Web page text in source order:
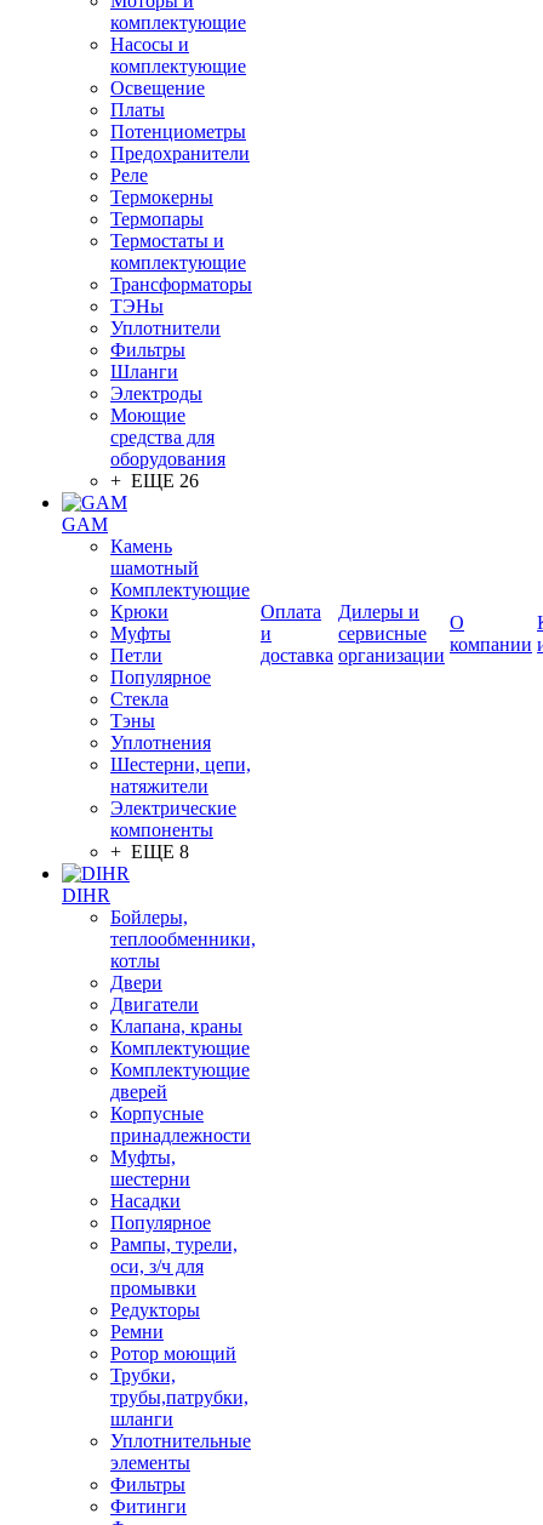
комплектующие
Насосы и
комплектующие
Освещение
Платы
Потенциометры
Предохранители
Реле
Термокерны
Термопары
Термостаты и
комплектующие
Трансформаторы
ТЭНы
Уплотнители
Фильтры
Шланги
Электроды
Моющие
средства для
оборудования
+ ЕЩЕ 26
GAM
Камень
шамотный
Комплектующие
Крюки
Муфты
Петли
Популярное
Стекла
Тэны
Уплотнения
Шестерни, цепи,
натяжители
Электрические
компоненты
+ ЕЩЕ 8
DIHR
Бойлеры,
теплообменники,
котлы
Двери
Двигатели
Клапана, краны
Комплектующие
Комплектующие
дверей
Корпусные
принадлежности
Муфты,
шестерни
Насадки
Популярное
Рампы, турели,
оси, з/ч для
промывки
Редукторы
Ремни
Ротор моющий
Трубки,
трубы,патрубки,
шланги
Уплотнительные
элементы
Фильтры
Фитинги
Оплата
и
доставка
Дилеры и
сервисные
организации
О
компании